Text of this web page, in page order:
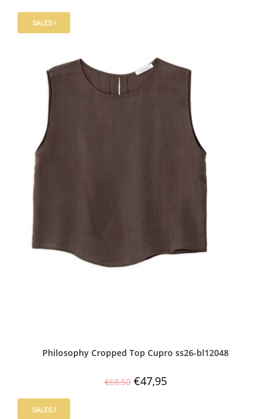
SALES !
Philosophy Cropped Top Cupro ss26-bl12048
€68,50 €47,95
SALES !